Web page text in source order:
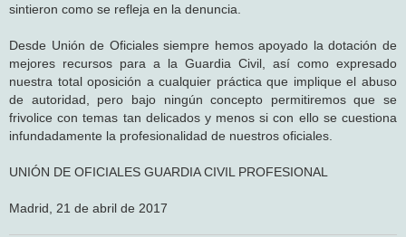
sintieron como se refleja en la denuncia.
Desde Unión de Oficiales siempre hemos apoyado la dotación de
mejores recursos para a la Guardia Civil, así como expresado
nuestra total oposición a cualquier práctica que implique el abuso
de autoridad, pero bajo ningún concepto permitiremos que se
frivolice con temas tan delicados y menos si con ello se cuestiona
infundadamente la profesionalidad de nuestros oficiales.
UNIÓN DE OFICIALES GUARDIA CIVIL PROFESIONAL
Madrid, 21 de abril de 2017